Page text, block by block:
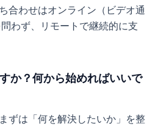
合わせはオンライン（ビデオ通
わず、リモートで継続的に支
か？何から始めればいいで
ずは「何を解決したいか」を整